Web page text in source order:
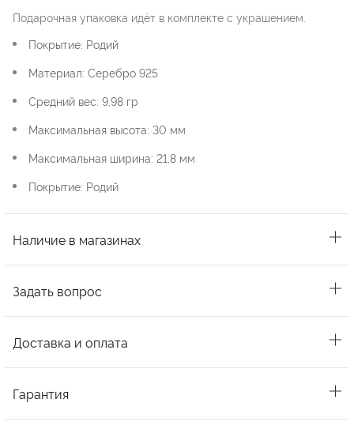
Подарочная упаковка идёт в комплекте с украшением.
Покрытие: Родий
Материал: Серебро 925
Средний вес: 9,98 гр
Максимальная высота: 30 мм
Максимальная ширина: 21,8 мм
Покрытие: Родий
Наличие в магазинах
Задать вопрос
Доставка и оплата
Гарантия